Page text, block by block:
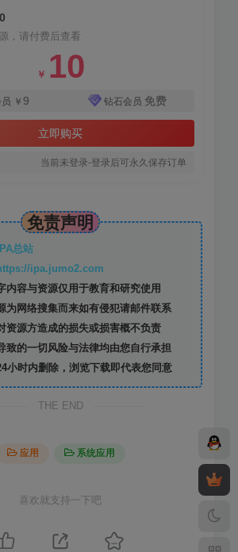
，请付费后查看
￥ 10
￥ 9 钻石会员 免费
立即购买
当前未登录-登录后可永久保存订单
免责声明
总站
ipa.jumo2.com
内容与资源仅用于教育和研究使用
为网络搜集而来如有侵犯请邮件联系
资源方造成的损失或损害概不负责
致的一切风险与法律均由您自行承担
小时内删除，浏览下载即代表您同意
THE END
应用 系统应用
喜欢就支持一下吧